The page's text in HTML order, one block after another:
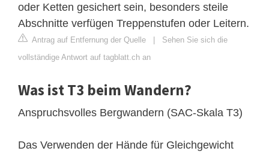
oder Ketten gesichert sein, besonders steile
Abschnitte verfügen Treppenstufen oder Leitern.
Antrag auf Entfernung der Quelle | Sehen Sie sich die
vollständige Antwort auf tagblatt.ch an
Was ist T3 beim Wandern?
Anspruchsvolles Bergwandern (SAC-Skala T3)
Das Verwenden der Hände für Gleichgewicht